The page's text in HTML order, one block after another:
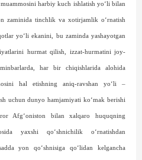
harbiy kuch ishlatish yo‘li bilan
zaminida tinchlik va xotirjamlik o‘rnatish
yo‘li ekanini, bu zaminda yashayotgan
hurmat qilish, izzat-hurmatini joy-
har bir chiqishlarida alohida
hal etishning aniq-ravshan yo‘li –
uchun dunyo hamjamiyati ko‘mak berishi
Afg‘oniston bilan xalqaro huquqning
yaxshi qo‘shnichilik o‘rnatishdan
yon qo‘shnisiga qo‘lidan kelgancha